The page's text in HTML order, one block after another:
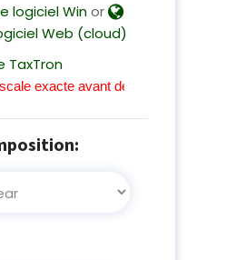
logiciel Win or
Web (cloud)
TaxTron
avant de procéder au paiement.